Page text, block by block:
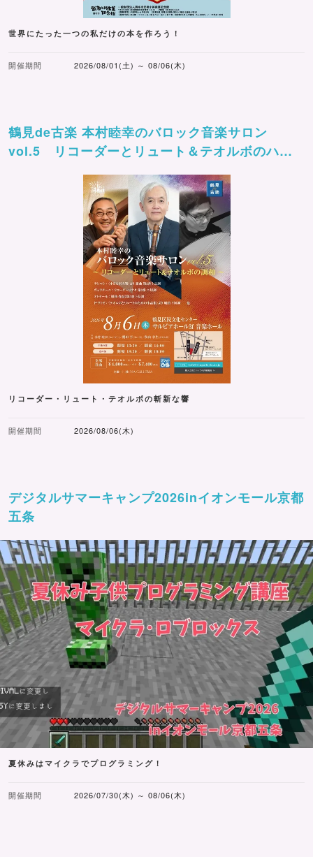
世界にたった一つの私だけの本を作ろう！
開催期間 2026/08/01(土) ～ 08/06(木)
鶴見de古楽 本村睦幸のバロック音楽サロン
vol.5 リコーダーとリュート＆テオルボのハー
リコーダー・リュート・テオルボの斬新な響
開催期間 2026/08/06(木)
デジタルサマーキャンプ2026inイオンモール京都
五条
夏休みはマイクラでプログラミング！
開催期間 2026/07/30(木) ～ 08/06(木)